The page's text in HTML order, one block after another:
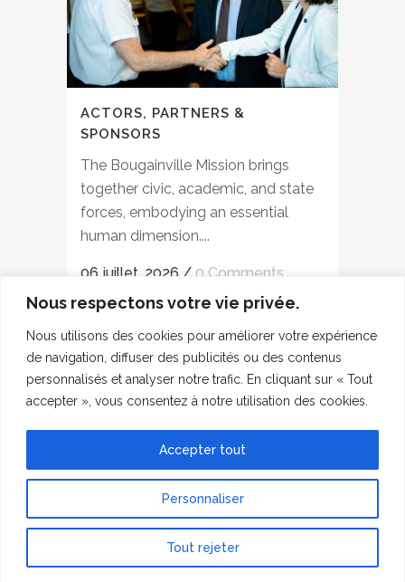
Nous respectons votre vie privée.
Nous utilisons des cookies pour améliorer votre expérience
de navigation, diffuser des publicités ou des contenus
personnalisés et analyser notre trafic. En cliquant sur « Tout
accepter », vous consentez à notre utilisation des cookies.
Personnaliser
Tout rejeter
Accepter tout
ACTORS, PARTNERS &
SPONSORS
The Bougainville Mission brings
together civic, academic, and state
forces, embodying an essential
human dimension....
06 juillet, 2026 / 0 Comments
1 2 3
4
5
6 7 8
9
13
15